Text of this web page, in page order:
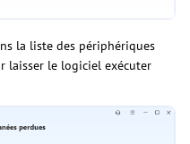
la liste des périphériques
laisser le logiciel exécuter